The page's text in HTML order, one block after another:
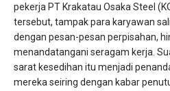
pekerja PT Krakatau Osaka Steel
tersebut, tampak para karyawan
dengan pesan-pesan perpisahan,
menandatangani seragam kerja.
sarat kesedihan itu menjadi
mereka seiring dengan kabar